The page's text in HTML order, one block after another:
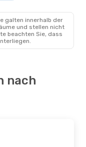
galten innerhalb der
und stellen nicht
beachten Sie, dass
nach